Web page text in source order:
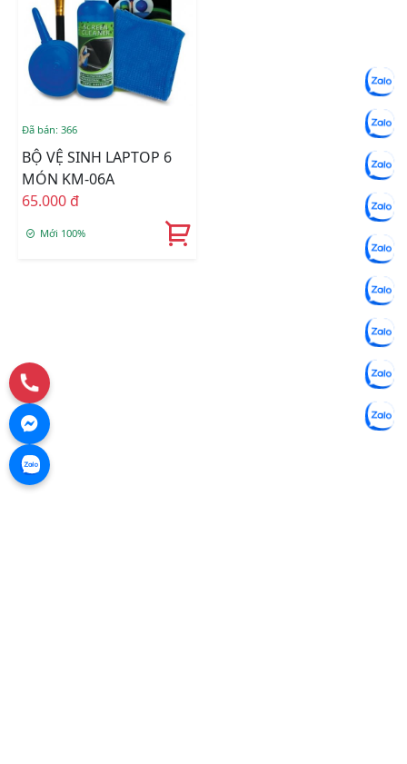
Đã bán: 366
BỘ VỆ SINH LAPTOP 6
MÓN KM-06A
65.000 đ
Mới 100%